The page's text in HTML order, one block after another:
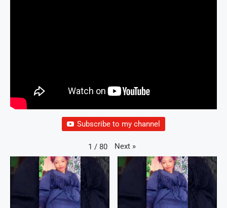
Subscribe to my channel
1 / 80 Next »